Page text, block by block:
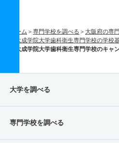
ホーム 専門学校を調べる
大阪府の専
太成学院大学歯科衛生専門学校の学校
太成学院大学歯科衛生専門学校のキャ
大学を調べる
専門学校を調べる